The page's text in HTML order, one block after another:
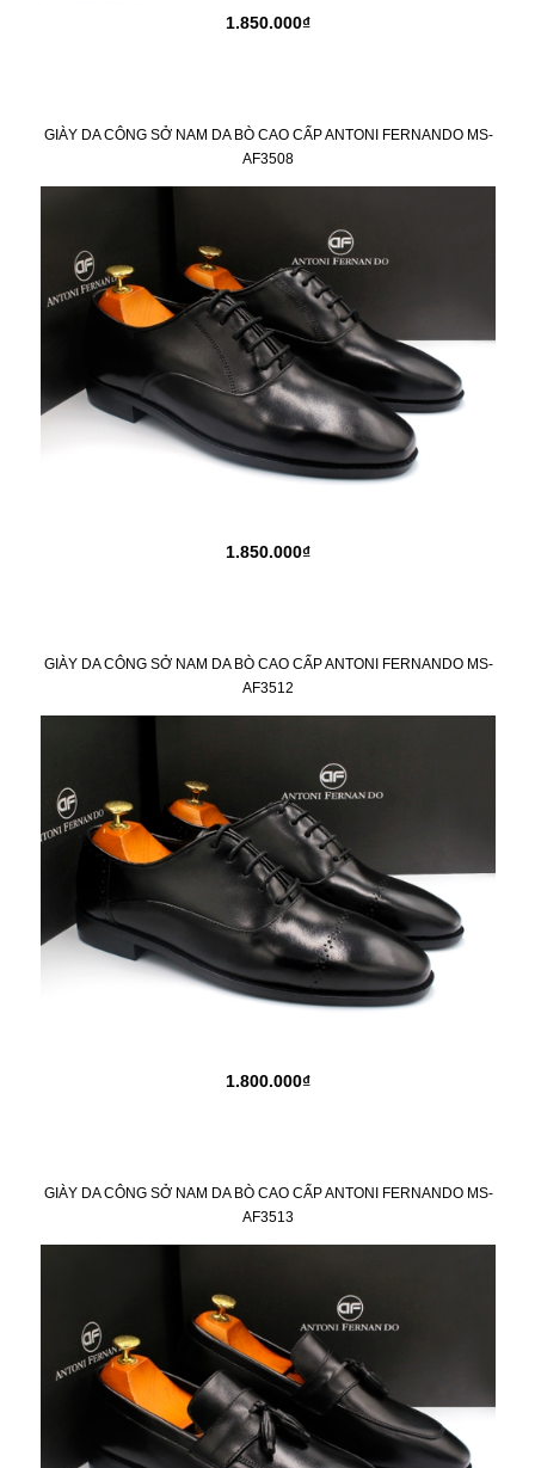
1.850.000₫
GIÀY DA CÔNG SỞ NAM DA BÒ CAO CẤP ANTONI FERNANDO MS-
AF3508
1.850.000₫
GIÀY DA CÔNG SỞ NAM DA BÒ CAO CẤP ANTONI FERNANDO MS-
AF3512
1.800.000₫
GIÀY DA CÔNG SỞ NAM DA BÒ CAO CẤP ANTONI FERNANDO MS-
AF3513